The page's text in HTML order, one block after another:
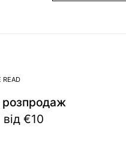
READ
розпродаж
від €10